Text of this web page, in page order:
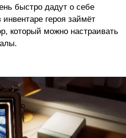
быстро дадут о себе
героя займёт
который можно настраивать